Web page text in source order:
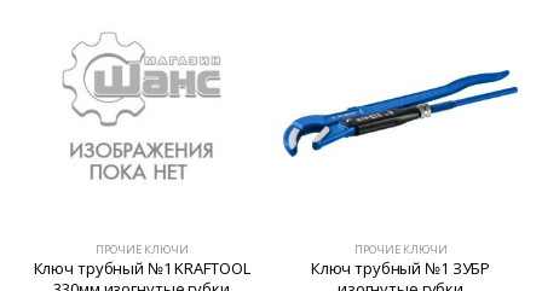
ПРОЧИЕ КЛЮЧИ
Ключ трубный №1 KRAFTOOL
ПРОЧИЕ КЛЮЧИ
Ключ трубный №1 ЗУБР